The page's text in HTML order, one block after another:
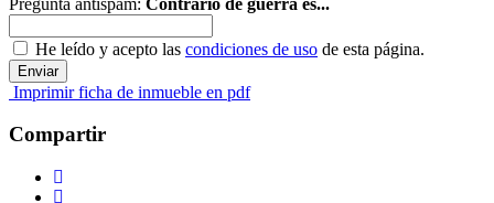
He leído y acepto las condiciones de uso de esta página.
Imprimir ficha de inmueble en pdf
Compartir